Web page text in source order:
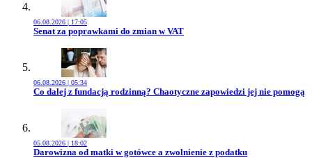
06.08.2026 | 17:05
Przejdź do artykułu:
Senat za poprawkami do zmian w VAT
06.08.2026 | 05:34
Przejdź do artykułu:
Co dalej z fundacją rodzinną? Chaotyczne zapowiedzi jej nie pomogą
05.08.2026 | 18:02
Przejdź do artykułu:
Darowizna od matki w gotówce a zwolnienie z podatku